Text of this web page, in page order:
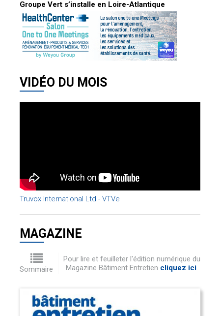
Groupe Vert s’installe en Loire-Atlantique
VIDÉO DU MOIS
Truvox International Ltd - VTVe
MAGAZINE
Sommaire
Pour lire et feuilleter l'édition numérique du
Magazine Bâtiment Entretien cliquez ici.